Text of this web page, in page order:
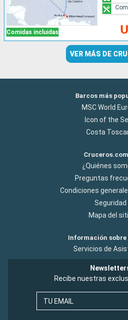
Comidas incluidas
VER MÁS DE
Barcos más
MSC World
Icon of the
Costa
¿Quiénes
Preguntas
Condiciones
Seguridad
Mapa del
Información
Servicios de
Recibe nuestras
TU EMAIL